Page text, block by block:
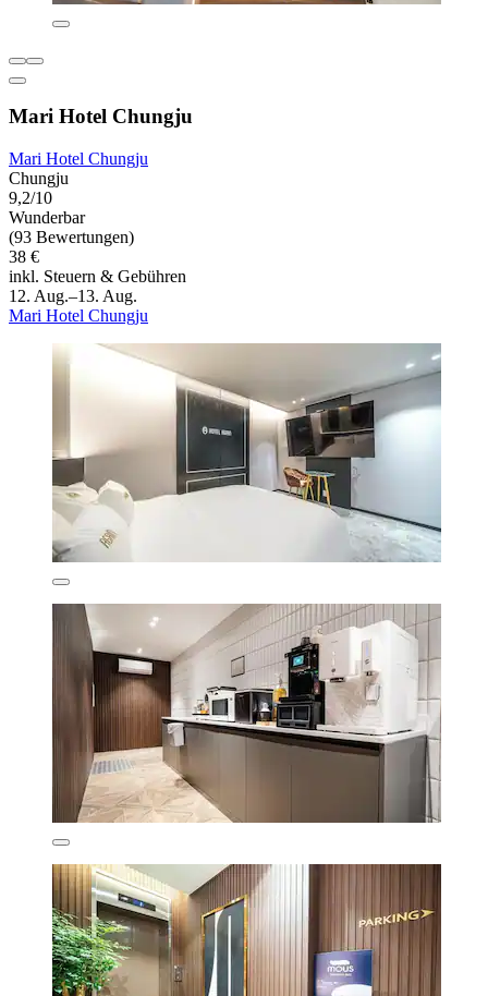
Mari Hotel Chungju
Mari Hotel Chungju
Chungju
9,2/10
Wunderbar
(93 Bewertungen)
38 €
inkl. Steuern & Gebühren
12. Aug.–13. Aug.
Mari Hotel Chungju